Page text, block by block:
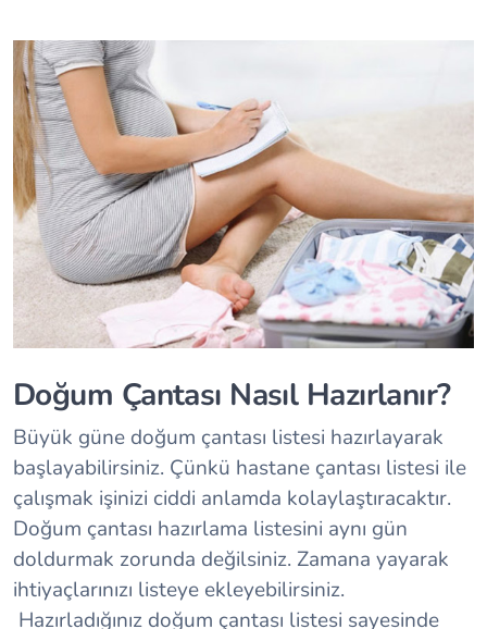
Doğum Çantası Nasıl Hazırlanır?
Büyük güne doğum çantası listesi hazırlayarak
başlayabilirsiniz. Çünkü hastane çantası listesi ile
çalışmak işinizi ciddi anlamda kolaylaştıracaktır.
Doğum çantası hazırlama listesini aynı gün
doldurmak zorunda değilsiniz. Zamana yayarak
ihtiyaçlarınızı listeye ekleyebilirsiniz.
Hazırladığınız doğum çantası listesi sayesinde